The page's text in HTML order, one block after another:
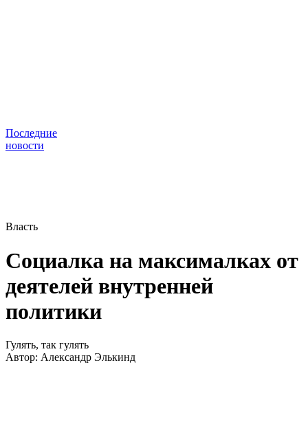
Последние
новости
Власть
Социалка на максималках от
деятелей внутренней
политики
Гулять, так гулять
Автор: Александр Элькинд